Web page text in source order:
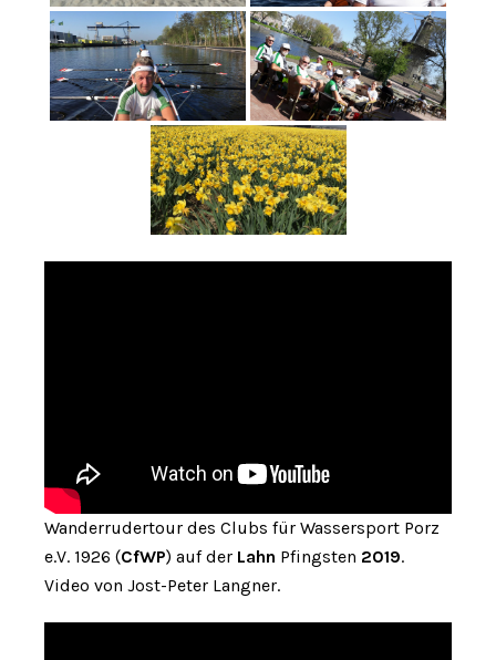
Wanderrudertour des Clubs für Wassersport Porz
e.V. 1926 (CfWP) auf der Lahn Pfingsten 2019.
Video von Jost-Peter Langner.